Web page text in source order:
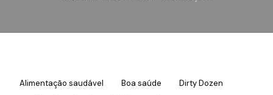
Alimentação saudável Boa saúde
Dirty Dozen